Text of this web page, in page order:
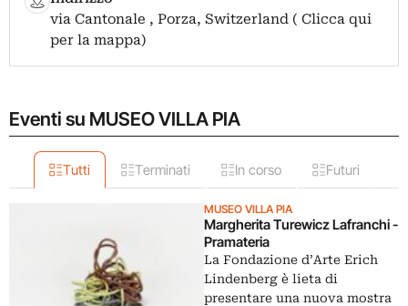
via Cantonale , Porza, Switzerland ( Clicca qui
per la mappa)
Eventi su MUSEO VILLA PIA
Tutti Terminati In corso Futuri
MUSEO VILLA PIA
Margherita Turewicz Lafranchi -
Pramateria
La Fondazione d’Arte Erich
Lindenberg è lieta di
presentare una nuova mostra